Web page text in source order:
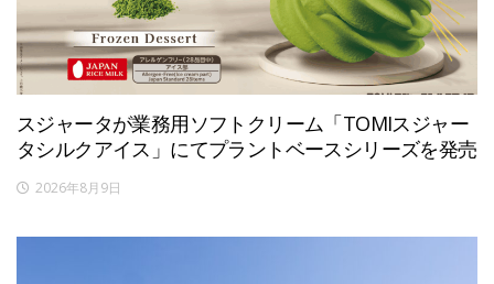
スジャータが業務用ソフトクリーム「TOMIスジャー
タシルクアイス」にてプラントベースシリーズを発売
2026年8月9日